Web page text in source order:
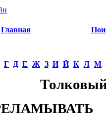
Главная
Г Д Е Ж З И Й К Л М